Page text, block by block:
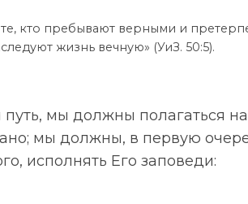
кто пребывают верными и
жизнь вечную» (УиЗ. 50:5).
мы должны полагаться на
мы должны, в первую
исполнять Его заповеди: